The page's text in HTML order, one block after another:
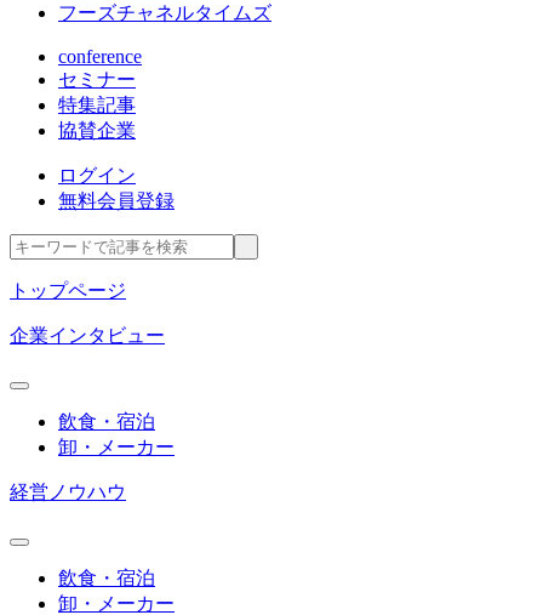
フーズチャネルタイムズ
conference
セミナー
特集記事
協賛企業
ログイン
無料会員登録
トップページ
企業インタビュー
飲食・宿泊
卸・メーカー
経営ノウハウ
飲食・宿泊
卸・メーカー